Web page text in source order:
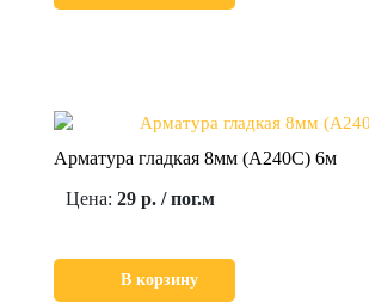
Арматура гладкая 8мм (А240С) 6м
Цена: 29 р. / пог.м
В корзину